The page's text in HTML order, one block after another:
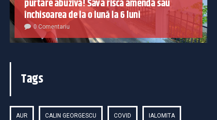
purtare abuzivă! Sava riscă amenda sau
închisoarea de la o lună la 6 luni
0 Comentariu
Tags
AUR CALIN GEORGESCU COVID IALOMITA